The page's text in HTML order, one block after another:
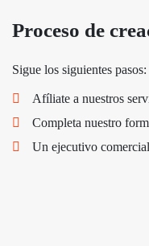
Proceso de
Sigue los siguientes pasos:
Afíliate a nuestros
Completa nuestro
Un ejecutivo